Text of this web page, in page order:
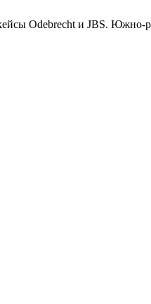
Odebrecht и JBS. Южно-